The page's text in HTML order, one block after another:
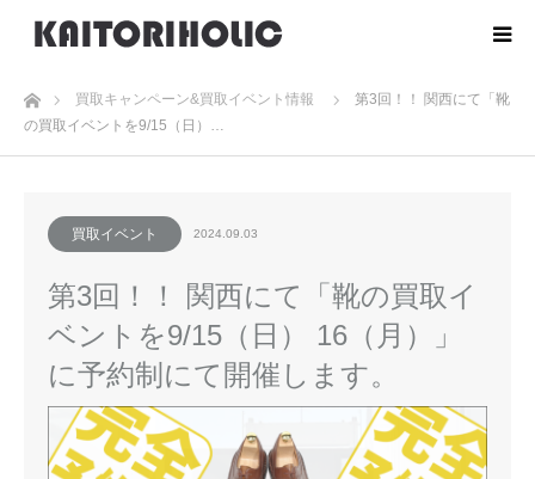
ホーム買取キャンペーン&買取イベント情報
第3回！！ 関西にて「靴
の買取イベントを9/15（日）…
買取イベント 2024.09.03
第3回！！ 関西にて「靴の買取イ
ベントを9/15（日） 16（月）」
に予約制にて開催します。